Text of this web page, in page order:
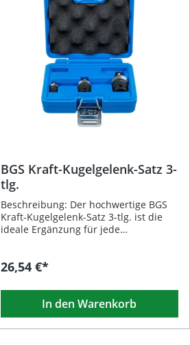
BGS Kraft-Kugelgelenk-Satz 3-
tlg.
Beschreibung: Der hochwertige BGS
Kraft-Kugelgelenk-Satz 3-tlg. ist die
ideale Ergänzung für jede
bietet er höchste Belastbarkeit und
im Schlagschrauberbetrieb. Dank der
Aufnahmen für Arretierstift und
Gummiring ist ein sicherer und fester
Halt der Steckverbindungen
26,54 €*
In den Warenkorb